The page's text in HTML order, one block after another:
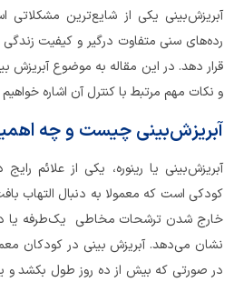
آبریز‌ش‌بینی یکی از شایع‌ترین مشکلاتی
رده‌های سنی متفاوت درگیر و کیفیت زندگی
قرار دهد. در این مقاله به موضوع آبریزش
و نکات مهم مرتبط با کنترل آن اشاره
آبریزش‌بینی چیست و چه
آبریزش‌بینی یا رینوره، یکی از علائم
کودکی است که معمولا به دنبال التهاب
خارج شدن ترشحات مخاطی یک‌طرفه یا
نشان می‌دهد. آبریزش بینی در کودکان
در صورتی که بیش از ده روز طول بکشد و